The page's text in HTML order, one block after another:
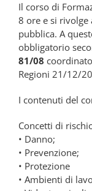
Il corso di
8 ore e si
pubblica. A
obbligatorio
81/08
Regioni 21/12/
I contenuti del
Concetti di
• Danno;
• Prevenzione;
• Protezione
• Ambienti di